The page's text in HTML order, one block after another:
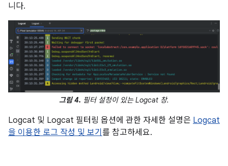
니다.
그림 4. 필터 설정이 있는 Logcat 창.
Logcat 및 Logcat 필터링 옵션에 관한 자세한 설명은 Logcat
을 이용한 로그 작성 및 보기 를 참고하세요.